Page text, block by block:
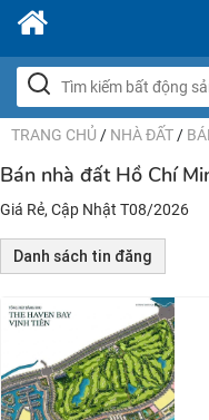
TRANG CHỦ / NHÀ ĐẤT /
Bán nhà đất Hồ Chí
Giá Rẻ, Cập Nhật T08/2026
Danh sách tin đăng